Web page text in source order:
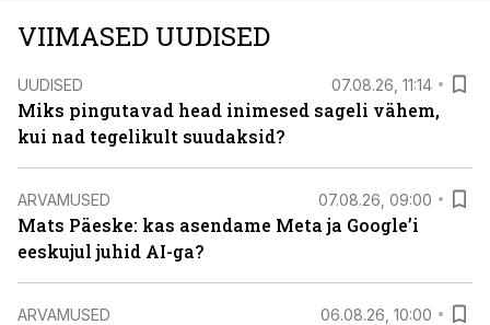
VIIMASED UUDISED
UUDISED 07.08.26, 11:14
Miks pingutavad head inimesed sageli vähem,
kui nad tegelikult suudaksid?
ARVAMUSED 07.08.26, 09:00
Mats Päeske: kas asendame Meta ja Google’i
eeskujul juhid AI-ga?
ARVAMUSED 06.08.26, 10:00